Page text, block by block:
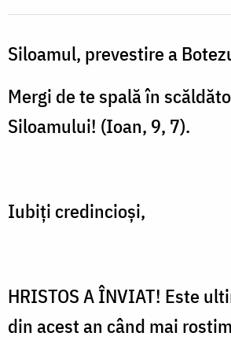
naştere
-
Vasile
Gordon
Siloamul, prevestire a
Mergi de te spală în
Siloamului! (Ioan, 9, 7).
Iubiţi credincioşi,
HRISTOS A ÎNVIAT! Este
din acest an când mai